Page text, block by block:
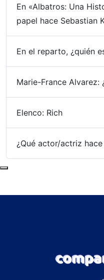
En «Albatros: Una
papel hace Sebastian
En el reparto, ¿quién
Marie-France Alvarez:
Elenco: Rich
¿Qué actor/actriz